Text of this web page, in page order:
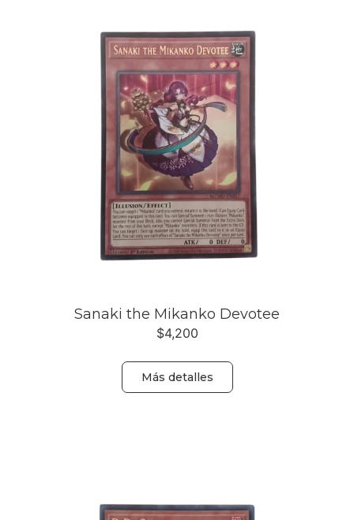
Sanaki the Mikanko Devotee
$4,200
Más detalles